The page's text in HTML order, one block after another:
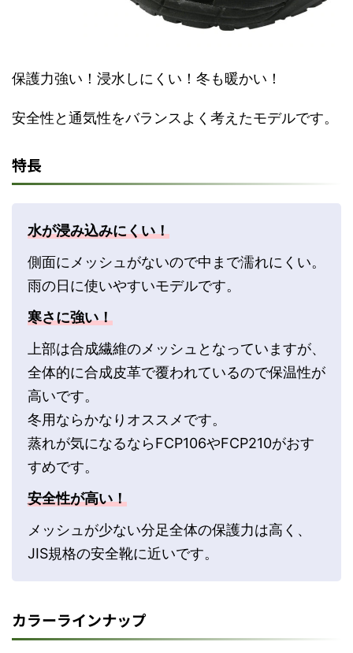
保護力強い！浸水しにくい！冬も暖かい！
安全性と通気性をバランスよく考えたモデルです。
特長
水が浸み込みにくい！
側面にメッシュがないので中まで濡れにくい。
雨の日に使いやすいモデルです。
寒さに強い！
上部は合成繊維のメッシュとなっていますが、
全体的に合成皮革で覆われているので保温性が
高いです。
冬用ならかなりオススメです。
蒸れが気になるならFCP106やFCP210がおす
すめです。
安全性が高い！
メッシュが少ない分足全体の保護力は高く、
JIS規格の安全靴に近いです。
カラーラインナップ